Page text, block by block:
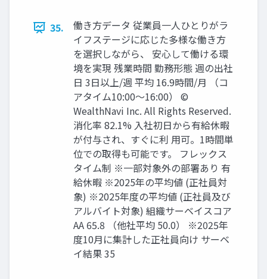
35.
働き⽅データ 従業員⼀⼈ひとりがラ
イフステージに応じた多様な働き⽅
を選択しながら、 安⼼して働ける環
境を実現 残業時間 勤務形態 週の出社
⽇ 3⽇以上/週 平均 16.9時間/⽉ （コ
アタイム10:00〜16:00） ©
WealthNavi Inc. All Rights Reserved.
消化率 82.1% ⼊社初⽇から有給休暇
が付与され、すぐに利 ⽤可。1時間単
位での取得も可能です。 フレックス
タイム制 ※⼀部対象外の部署あり 有
給休暇 ※2025年の平均値 (正社員対
象) ※2025年度の平均値 (正社員及び
アルバイト対象) 組織サーベイスコア
AA 65.8 （他社平均 50.0） ※2025年
度10⽉に集計した正社員向け サーベ
イ結果 35